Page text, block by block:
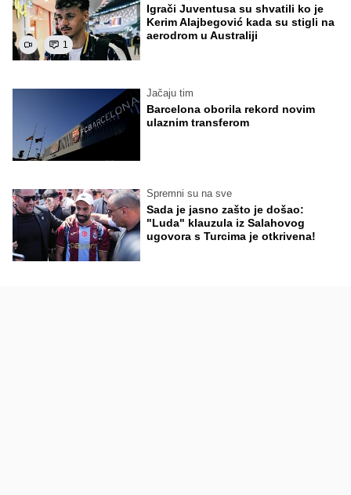
1
Igrači Juventusa su shvatili ko je
Kerim Alajbegović kada su stigli na
aerodrom u Australiji
Jačaju tim
Barcelona oborila rekord novim
ulaznim transferom
Spremni su na sve
Sada je jasno zašto je došao:
"Luda" klauzula iz Salahovog
ugovora s Turcima je otkrivena!